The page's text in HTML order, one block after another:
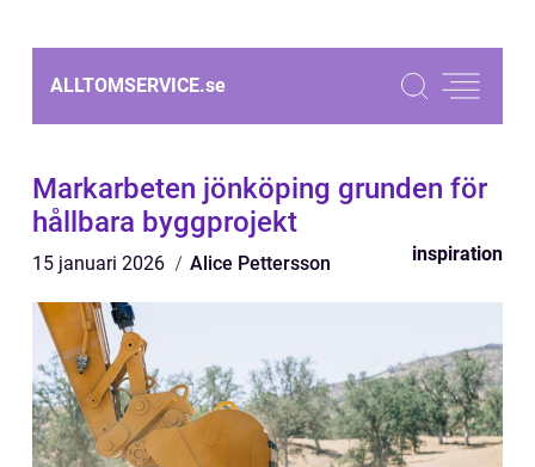
ALLTOMSERVICE.se
Markarbeten jönköping grunden för
hållbara byggprojekt
15 januari 2026 Alice Pettersson inspiration